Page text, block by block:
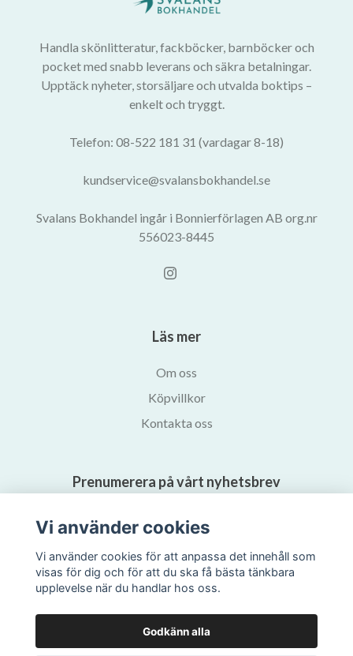
Handla skönlitteratur, fackböcker, barnböcker och
pocket med snabb leverans och säkra betalningar.
Upptäck nyheter, storsäljare och utvalda boktips –
enkelt och tryggt.
Telefon: 08-522 181 31 (vardagar 8-18)
kundservice@svalansbokhandel.se
Svalans Bokhandel ingår i Bonnierförlagen AB org.nr
556023-8445
Läs mer
Om oss
Köpvillkor
Kontakta oss
Prenumerera på vårt nyhetsbrev
Vi använder cookies
Vi använder cookies för att anpassa det innehåll som
visas för dig och för att du ska få bästa tänkbara
upplevelse när du handlar hos oss.
Godkänn alla